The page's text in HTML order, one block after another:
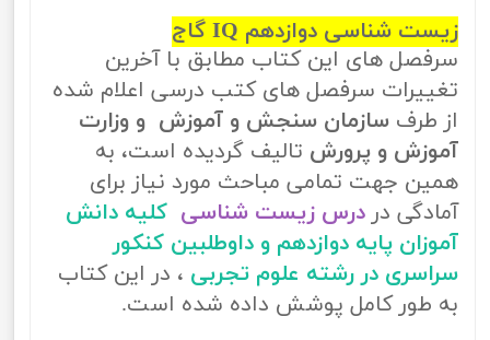
زیست شناسی دوازدهم IQ گاج
سرفصل های این کتاب مطابق با آخرین
تغییرات سرفصل های کتب درسی اعلام شده
از طرف سازمان سنجش و آموزش و وزارت
آموزش و پرورش تالیف گردیده است، به
همین جهت تمامی مباحث مورد نیاز برای
آمادگی در درس زیست شناسی کلیه دانش
آموزان پایه دوازدهم و داوطلبین کنکور
سراسری در رشته علوم تجربی ، در این کتاب
به طور کامل پوشش داده شده است.